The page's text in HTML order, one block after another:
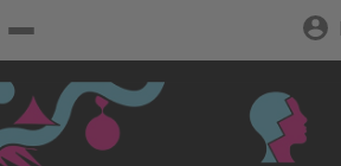
Accueil
billetterie